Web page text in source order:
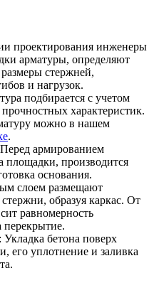
медная
Круг
бронзовый
(пруток)
Олово,
cвинец,
цинк,
стальные
Труба ВГП
БУ металл
Хомуты
стальные
проектирования инженеры
арматуры, определяют
стержней,
и нагрузок.
подбирается с учетом
характеристик.
можно в нашем
.
армированием
площадки, производится
основания.
слоем размещают
образуя каркас. От
равномерность
перекрытие.
: Укладка бетона поверх
его уплотнение и заливка